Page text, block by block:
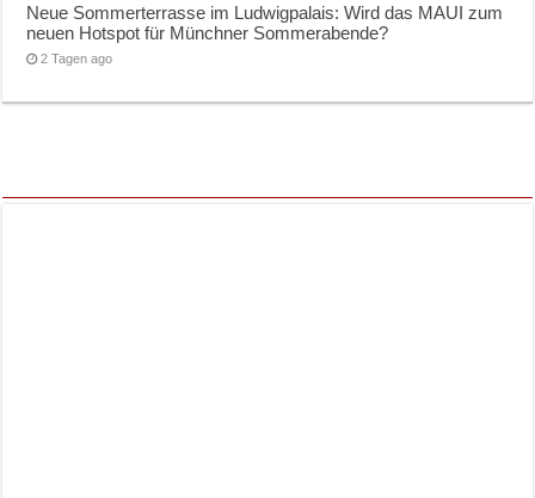
Neue Sommerterrasse im Ludwigpalais: Wird das MAUI zum
neuen Hotspot für Münchner Sommerabende?
2 Tagen ago